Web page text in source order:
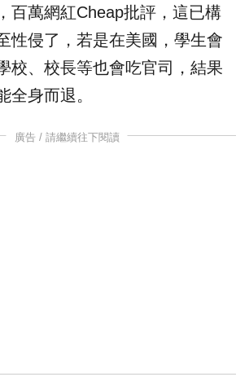
百萬網紅Cheap批評，這已構
性侵了，若是在美國，學生會
校、校長等也會吃官司，結果
全身而退。
廣告 / 請繼續往下閱讀